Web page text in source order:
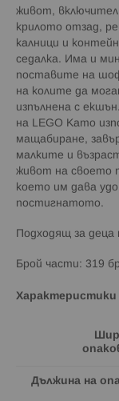
живот,
крилото отзад,
калници и
седалка. Има и
поставите на
на колите да
изпълнена с
на LEGO Като
мащабиране,
малките и
живот на своето
което им дава
постигнатото.
Подходящ за деца
Брой части: 319
Характеристики
Дължина на